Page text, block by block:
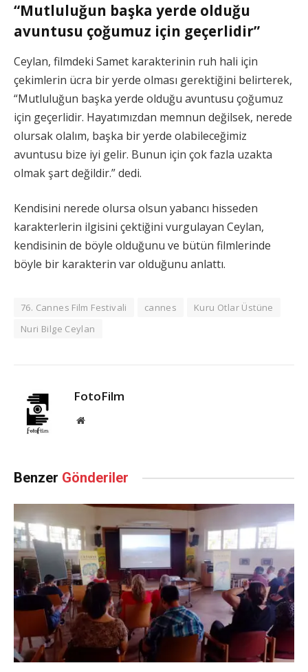
“Mutluluğun başka yerde olduğu
avuntusu çoğumuz için geçerlidir”
Ceylan, filmdeki Samet karakterinin ruh hali için
çekimlerin ücra bir yerde olması gerektiğini belirterek,
“Mutluluğun başka yerde olduğu avuntusu çoğumuz
için geçerlidir. Hayatımızdan memnun değilsek, nerede
olursak olalım, başka bir yerde olabileceğimiz
avuntusu bize iyi gelir. Bunun için çok fazla uzakta
olmak şart değildir.” dedi.
Kendisini nerede olursa olsun yabancı hisseden
karakterlerin ilgisini çektiğini vurgulayan Ceylan,
kendisinin de böyle olduğunu ve bütün filmlerinde
böyle bir karakterin var olduğunu anlattı.
76. Cannes Film Festivali cannes
Kuru Otlar Üstüne
Nuri Bilge Ceylan
FotoFilm
Website
Benzer Gönderiler